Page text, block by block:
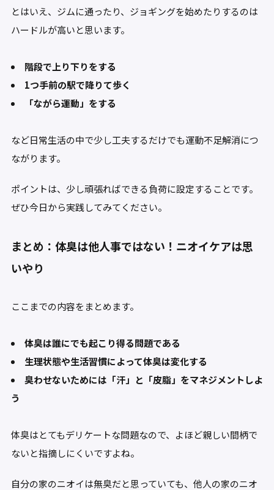
とはいえ、ジムに通ったり、ジョギングを始めたりするのは
ハードルが高いと思います。
階段で上り下りをする
1つ手前の駅で降りて歩く
「ながら運動」をする
など日常生活の中で少し工夫するだけでも運動不足解消につ
ながります。
ポイントは、少し頑張ればできる負荷に設定することです。
ぜひ今日から実践してみてください。
まとめ：体臭は他人事ではない！ニオイケアは思
いやり
ここまでの内容をまとめます。
体臭は誰にでも起こり得る問題である
生理状態や生活習慣によって体臭は変化する
臭わせないためには「汗」と「皮脂」をマネジメントしよ
う
体臭はとてもデリケートな問題なので、よほど親しい間柄で
ないと指摘しにくいですよね。
自分の家のニオイは無臭だと思っていても、他人の家のニオ